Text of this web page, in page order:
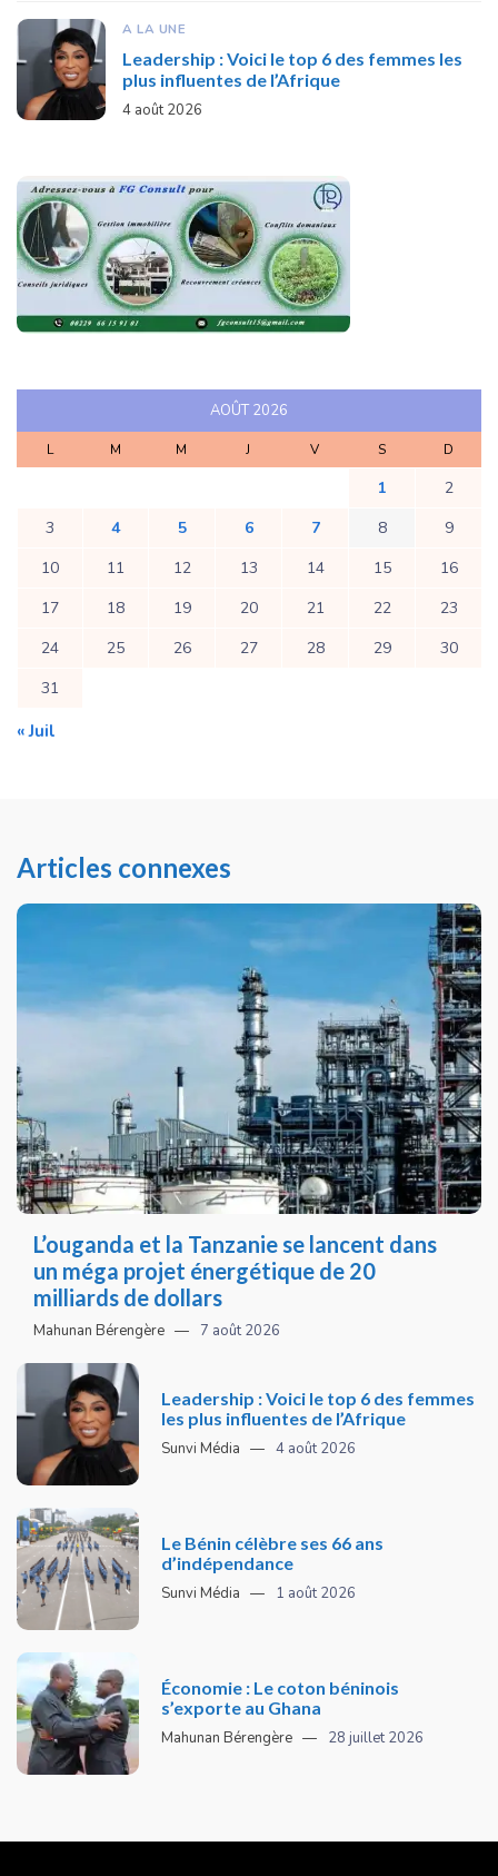
A LA UNE
Leadership : Voici le top 6 des femmes les
plus influentes de l’Afrique
4 août 2026
AOÛT 2026
L M M J V S D
1
2
3
4 5 6 7 8
9
10
11 12 13 14 15
16
17
18 19 20 21 22
23
24
25 26 27 28 29
30
31
« Juil
Articles connexes
L’ouganda et la Tanzanie se lancent dans
un méga projet énergétique de 20
milliards de dollars
Mahunan Bérengère 7 août 2026
Leadership : Voici le top 6 des femmes
les plus influentes de l’Afrique
Sunvi Média 4 août 2026
Le Bénin célèbre ses 66 ans
d’indépendance
Sunvi Média 1 août 2026
Économie : Le coton béninois
s’exporte au Ghana
Mahunan Bérengère 28 juillet 2026